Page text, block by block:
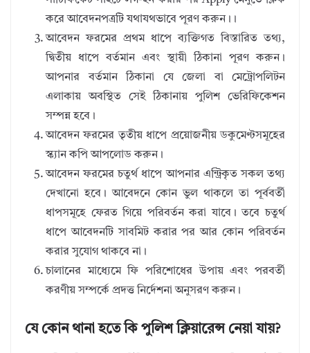
করে আবেদনপত্রটি যথাযথভাবে পূরণ করুন।।
আবেদন ফরমের প্রথম ধাপে ব্যক্তিগত বিস্তারিত তথ্য,
দ্বিতীয় ধাপে বর্তমান এবং স্থায়ী ঠিকানা পূরণ করুন।
আপনার বর্তমান ঠিকানা যে জেলা বা মেট্রোপলিটন
এলাকায় অবস্থিত সেই ঠিকানায় পুলিশ ভেরিফিকেশন
সম্পন্ন হবে।
আবেদন ফরমের তৃতীয় ধাপে প্রয়োজনীয় ডকুমেণ্টসমূহের
স্ক্যান কপি আপলোড করুন।
আবেদন ফরমের চতুর্থ ধাপে আপনার এন্ট্রিকৃত সকল তথ্য
দেখানো হবে। আবেদনে কোন ভুল থাকলে তা পূর্ববর্তী
ধাপসমূহে ফেরত গিয়ে পরিবর্তন করা যাবে। তবে চতুর্থ
ধাপে আবেদনটি সাবমিট করার পর আর কোন পরিবর্তন
করার সুযোগ থাকবে না।
চালানের মাধ্যেমে ফি পরিশোধের উপায় এবং পরবর্তী
করণীয় সম্পর্কে প্রদত্ত নির্দেশনা অনুসরণ করুন।
যে কোন থানা হতে কি পুলিশ ক্লিয়ারেন্স নেয়া যায়?